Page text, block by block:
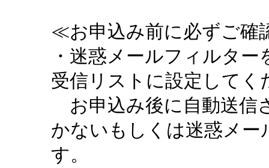
≪お申込み前に必ずご確
・迷惑メールフィルタ
受信リストに設定してく
お申込み後に自動送信
かないもしくは迷惑メ
す。